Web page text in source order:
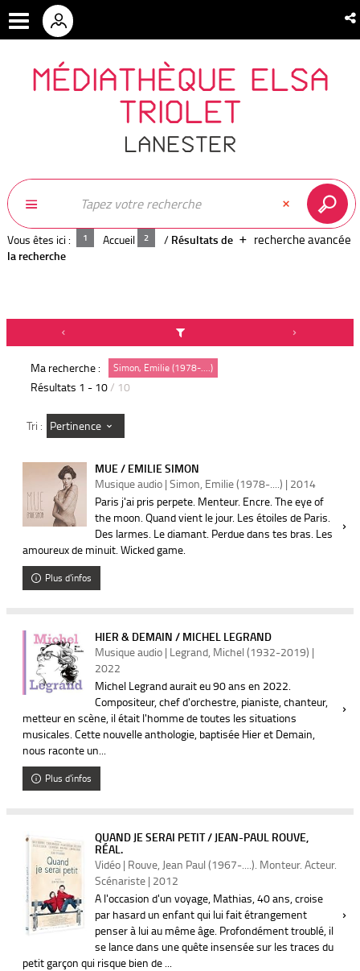
MÉDIATHÈQUE ELSA
TRIOLET
LANESTER
recherche avancée
Vous êtes ici : Accueil / Résultats de
la recherche
Ma recherche : Simon, Emilie (1978-....)
Résultats 1 - 10/ 10
Tri : Pertinence
MUE / EMILIE SIMON
Musique audio | Simon, Emilie (1978-....) | 2014
Paris j'ai pris perpete. Menteur. Encre. The eye of
the moon. Quand vient le jour. Les étoiles de Paris.
Des larmes. Le diamant. Perdue dans tes bras. Les
amoureux de minuit. Wicked game.
Plus d'infos
HIER & DEMAIN / MICHEL LEGRAND
Musique audio | Legrand, Michel (1932-2019) |
2022
Michel Legrand aurait eu 90 ans en 2022.
Compositeur, chef d'orchestre, pianiste, chanteur,
metteur en scène, il était l'homme de toutes les situations
musicales. Cette nouvelle anthologie, baptisée Hier et Demain,
nous raconte un...
Plus d'infos
QUAND JE SERAI PETIT / JEAN-PAUL ROUVE,
RÉAL.
Vidéo | Rouve, Jean Paul (1967-....). Monteur. Acteur.
Scénariste | 2012
A l'occasion d'un voyage, Mathias, 40 ans, croise
par hasard un enfant qui lui fait étrangement
penser à lui au même âge. Profondément troublé, il
se lance dans une quête insensée sur les traces du
petit garçon qui risque bien de ...